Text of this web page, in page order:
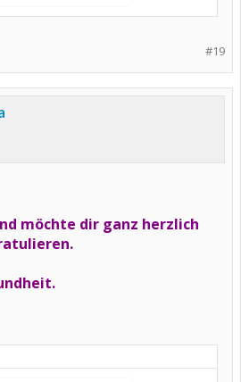
#19
möchte dir ganz herzlich